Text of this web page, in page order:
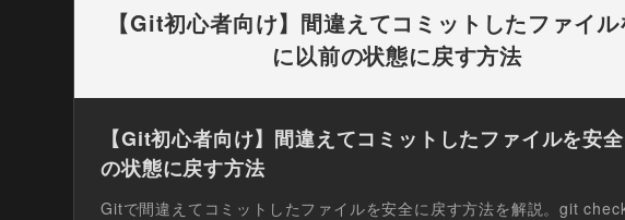
【Git初心者向け】間違えてコミットしたファイ
に以前の状態に戻す方法
【Git初心者向け】間違えてコミットしたファイルを安
の状態に戻す方法
Gitで間違えてコミットしたファイルを安全に戻す方法を解説。git